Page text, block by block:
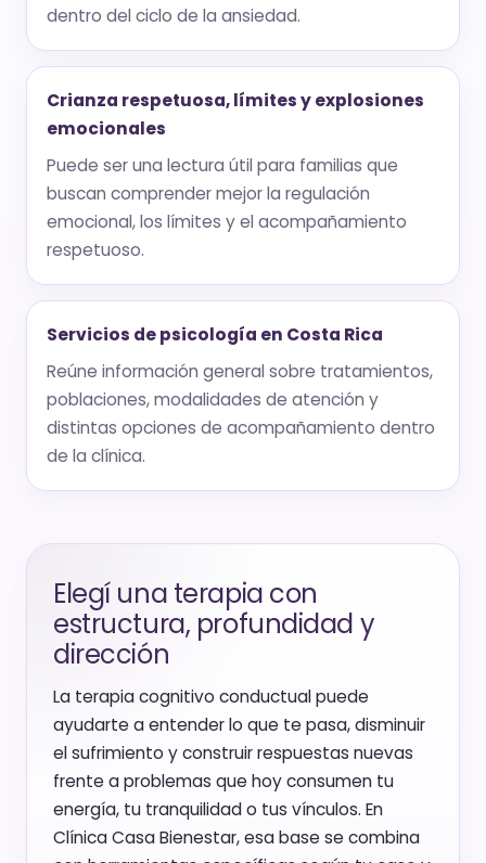
dentro del ciclo de la ansiedad.
Crianza respetuosa, límites y explosiones
emocionales
Puede ser una lectura útil para familias que
buscan comprender mejor la regulación
emocional, los límites y el acompañamiento
respetuoso.
Servicios de psicología en Costa Rica
Reúne información general sobre tratamientos,
poblaciones, modalidades de atención y
distintas opciones de acompañamiento dentro
de la clínica.
Elegí una terapia con
estructura, profundidad y
dirección
La terapia cognitivo conductual puede
ayudarte a entender lo que te pasa, disminuir
el sufrimiento y construir respuestas nuevas
frente a problemas que hoy consumen tu
energía, tu tranquilidad o tus vínculos. En
Clínica Casa Bienestar, esa base se combina